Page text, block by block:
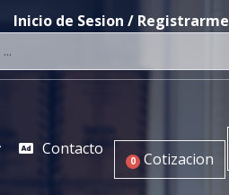
Inicio de Sesion / Registrarme
Contacto
0 Cotizacion